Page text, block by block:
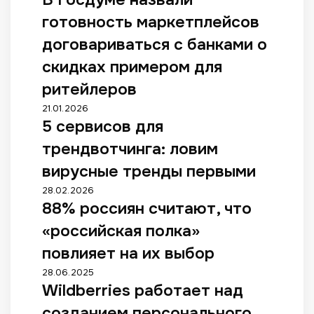
с
д
у
м
е
н
а
з
в
а
л
и
г
о
т
в
н
о
готовность маркетплейсов
договариваться с банками о
скидках примером для
ритейлеров
5
с
р
в
с
о
л
я
т
р
21.01.2026
5 сервисов для
трендвотчинга: ловим
вирусные тренды первыми
8
8
р
о
с
и
я
28.02.2026
88% россиян считают, что
«российская полка»
повлияет на их выбор
W
i
28.06.2025
Wildberries работает над